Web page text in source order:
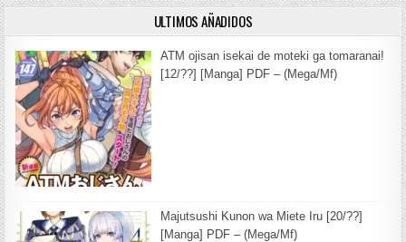
ULTIMOS AÑADIDOS
ATM ojisan isekai de moteki ga tomaranai!
[12/??] [Manga] PDF – (Mega/Mf)
Majutsushi Kunon wa Miete Iru [20/??]
[Manga] PDF – (Mega/Mf)